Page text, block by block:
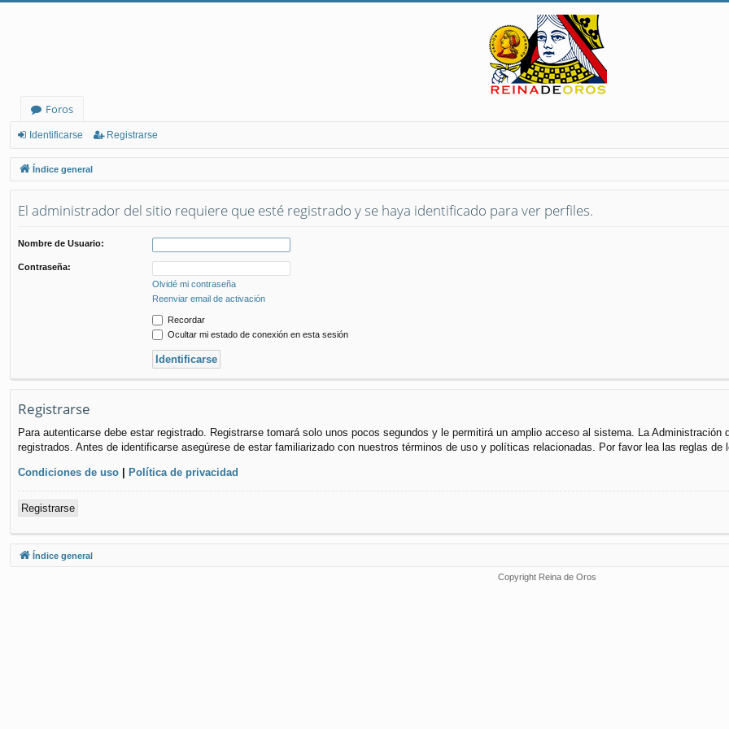
Foros
Identificarse Registrarse
Índice general
El administrador del sitio requiere que esté registrado y se haya identificado para ver perfiles.
Nombre de Usuario:
Contraseña:
Olvidé mi contraseña
Reenviar email de activación
Recordar
Ocultar mi estado de conexión en esta sesión
Registrarse
Para autenticarse debe estar registrado. Registrarse tomará solo unos pocos segundos y le permitirá un amplio acceso al sistema. La
registrados. Antes de identificarse asegúrese de estar familiarizado con nuestros términos de uso y políticas relacionadas. Por favor lea las reglas de
Condiciones de uso | Política de privacidad
Registrarse
Índice general
Copyright Reina de Oros